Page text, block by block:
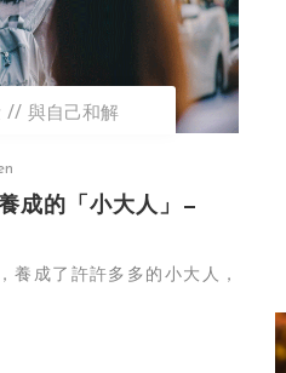
與自己和解
成的「小大人」—
養成了許許多多的小大人，